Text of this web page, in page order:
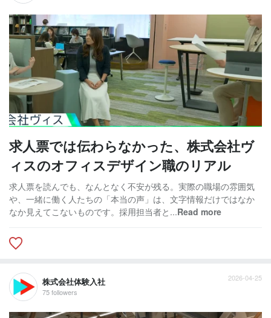
求人票では伝わらなかった、株式会社ヴ
ィスのオフィスデザイン職のリアル
求人票を読んでも、なんとなく不安が残る。実際の職場の雰囲気
や、一緒に働く人たちの「本当の声」は、文字情報だけではなか
なか見えてこないものです。採用担当者と...Read more
株式会社体験入社
75 followers
2026-04-25